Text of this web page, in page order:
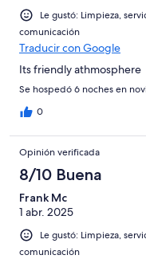
Le gustó: Limpieza,
comunicación
Traducir con Google
Its friendly athmosphere
Se hospedó 6 noches en
0
Opinión verificada
8/10 Buena
Frank Mc
1 abr. 2025
Le gustó: Limpieza,
comunicación